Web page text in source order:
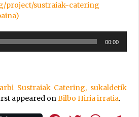
project/sustraiak-catering
00:00
Sustraiak Catering, sukaldetik
appeared onBilbo Hiria irratia.